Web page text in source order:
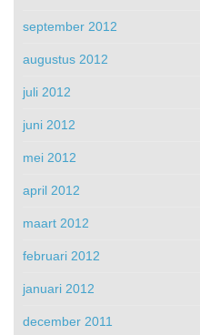
september 2012
augustus 2012
juli 2012
juni 2012
mei 2012
april 2012
maart 2012
februari 2012
januari 2012
december 2011